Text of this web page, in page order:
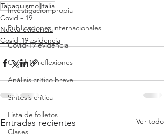
Investigacion propia
Publicaciones internacionales
Covid-19 evidencia
Covid-19 reflexiones
Análisis crítico breve
Síntesis crítica
Lista de folletos
Clases
TabaquismoItalia
Covid - 19
Nueva evidencia
Covid-19 evidencia
Entradas recientes Ver todo